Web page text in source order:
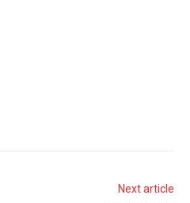
Next article